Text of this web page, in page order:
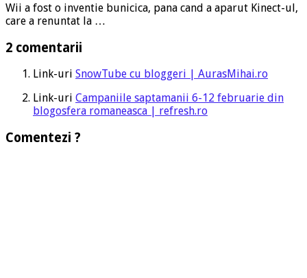
Wii a fost o inventie bunicica, pana cand a aparut Kinect-ul,
care a renuntat la …
2 comentarii
Link-uri SnowTube cu bloggeri | AurasMihai.ro
Link-uri Campaniile saptamanii 6-12 februarie din
blogosfera romaneasca | refresh.ro
Comentezi ?